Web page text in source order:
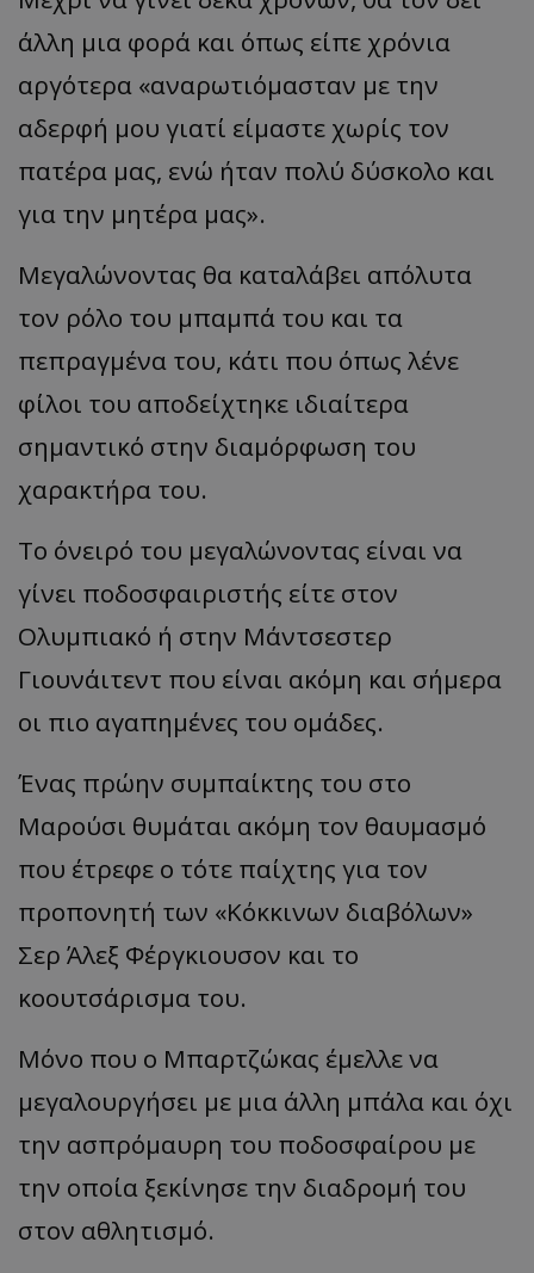
άλλη μια φορά και όπως είπε χρόνια
αργότερα «αναρωτιόμασταν με την
αδερφή μου γιατί είμαστε χωρίς τον
πατέρα μας, ενώ ήταν πολύ δύσκολο και
για την μητέρα μας».
Μεγαλώνοντας θα καταλάβει απόλυτα
τον ρόλο του μπαμπά του και τα
πεπραγμένα του, κάτι που όπως λένε
φίλοι του αποδείχτηκε ιδιαίτερα
σημαντικό στην διαμόρφωση του
χαρακτήρα του.
Το όνειρό του μεγαλώνοντας είναι να
γίνει ποδοσφαιριστής είτε στον
Ολυμπιακό ή στην Μάντσεστερ
Γιουνάιτεντ που είναι ακόμη και σήμερα
οι πιο αγαπημένες του ομάδες.
Ένας πρώην συμπαίκτης του στο
Μαρούσι θυμάται ακόμη τον θαυμασμό
που έτρεφε ο τότε παίχτης για τον
προπονητή των «Κόκκινων διαβόλων»
Σερ Άλεξ Φέργκιουσον και το
κοουτσάρισμα του.
Μόνο που ο Μπαρτζώκας έμελλε να
μεγαλουργήσει με μια άλλη μπάλα και όχι
την ασπρόμαυρη του ποδοσφαίρου με
την οποία ξεκίνησε την διαδρομή του
στον αθλητισμό.